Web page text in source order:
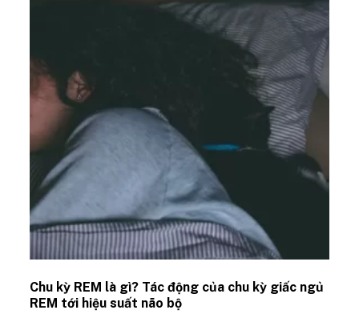
Chu kỳ REM là gì? Tác động của chu kỳ giấc ngủ
REM tới hiệu suất não bộ